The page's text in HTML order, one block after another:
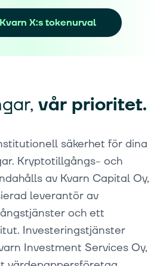
X:s tokenurval
vår prioritet.
säkerhet för dina
Kryptotillgångs- och
av Kvarn Capital Oy,
leverantör av
och ett
Investeringstjänster
Investment Services Oy,